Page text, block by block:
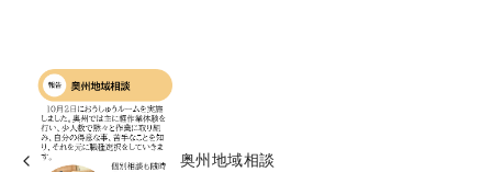
奥州地域相談